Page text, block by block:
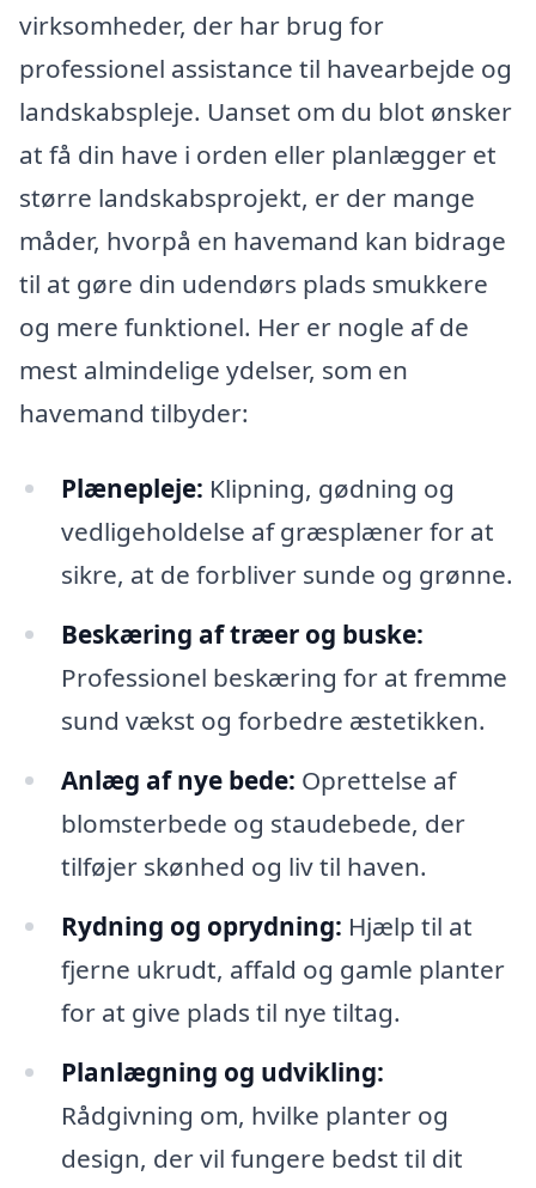
virksomheder, der har brug for
professionel assistance til havearbejde og
landskabspleje. Uanset om du blot ønsker
at få din have i orden eller planlægger et
større landskabsprojekt, er der mange
måder, hvorpå en havemand kan bidrage
til at gøre din udendørs plads smukkere
og mere funktionel. Her er nogle af de
mest almindelige ydelser, som en
havemand tilbyder:
Plænepleje: Klipning, gødning og
vedligeholdelse af græsplæner for at
sikre, at de forbliver sunde og grønne.
Beskæring af træer og buske:
Professionel beskæring for at fremme
sund vækst og forbedre æstetikken.
Anlæg af nye bede: Oprettelse af
blomsterbede og staudebede, der
tilføjer skønhed og liv til haven.
Rydning og oprydning: Hjælp til at
fjerne ukrudt, affald og gamle planter
for at give plads til nye tiltag.
Planlægning og udvikling:
Rådgivning om, hvilke planter og
design, der vil fungere bedst til dit